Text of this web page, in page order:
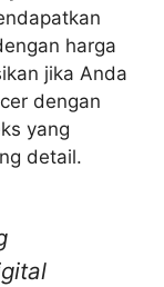
harga
jika Anda
dengan
yang
detail.